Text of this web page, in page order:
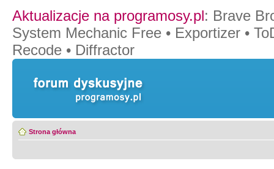
Aktualizacje na programosy.pl: Brave
System Mechanic Free • Exportizer •
Recode • Diffractor
Strona główna